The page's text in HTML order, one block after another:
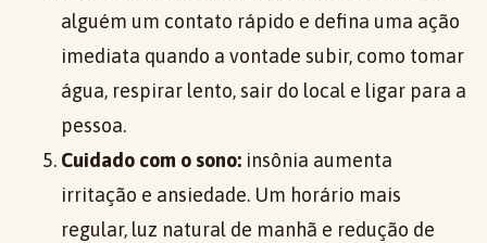
alguém um contato rápido e defina uma ação
imediata quando a vontade subir, como tomar
água, respirar lento, sair do local e ligar para a
pessoa.
Cuidado com o sono: insônia aumenta
irritação e ansiedade. Um horário mais
regular, luz natural de manhã e redução de